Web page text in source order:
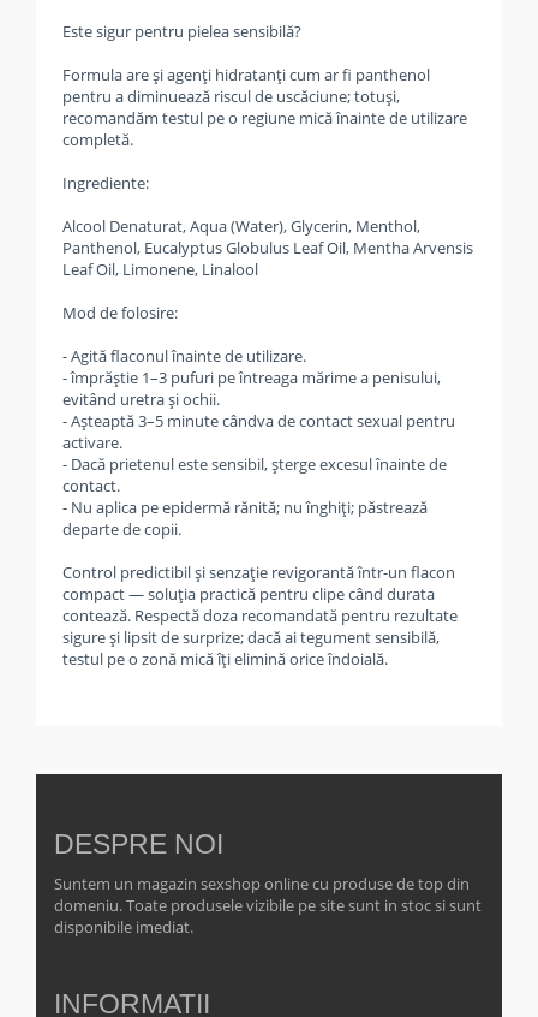
Este sigur pentru pielea sensibilă?
Formula are și agenți hidratanți cum ar fi panthenol
pentru a diminuează riscul de uscăciune; totuși,
recomandăm testul pe o regiune mică înainte de utilizare
completă.
Ingrediente:
Alcool Denaturat, Aqua (Water), Glycerin, Menthol,
Panthenol, Eucalyptus Globulus Leaf Oil, Mentha Arvensis
Leaf Oil, Limonene, Linalool
Mod de folosire:
- Agită flaconul înainte de utilizare.
- împrăștie 1–3 pufuri pe întreaga mărime a penisului,
evitând uretra și ochii.
- Așteaptă 3–5 minute cândva de contact sexual pentru
activare.
- Dacă prietenul este sensibil, șterge excesul înainte de
contact.
- Nu aplica pe epidermă rănită; nu înghiți; păstrează
departe de copii.
Control predictibil și senzație revigorantă într-un flacon
compact — soluția practică pentru clipe când durata
contează. Respectă doza recomandată pentru rezultate
sigure și lipsit de surprize; dacă ai tegument sensibilă,
testul pe o zonă mică îți elimină orice îndoială.
DESPRE NOI
Suntem un magazin sexshop online cu produse de top din
domeniu. Toate produsele vizibile pe site sunt in stoc si sunt
disponibile imediat.
INFORMATII